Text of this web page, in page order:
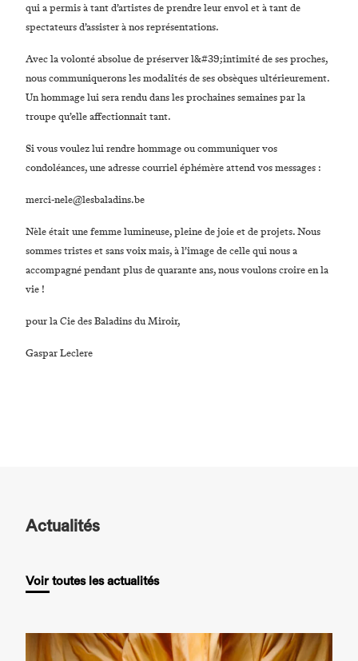
qui a permis à tant d’artistes de prendre leur envol et à tant de
spectateurs d’assister à nos représentations.
Avec la volonté absolue de préserver l&#39;intimité de ses proches,
nous communiquerons les modalités de ses obsèques ultérieurement.
Un hommage lui sera rendu dans les prochaines semaines par la
troupe qu’elle affectionnait tant.
Si vous voulez lui rendre hommage ou communiquer vos
condoléances, une adresse courriel éphémère attend vos messages :
merci-nele@lesbaladins.be
Nèle était une femme lumineuse, pleine de joie et de projets. Nous
sommes tristes et sans voix mais, à l’image de celle qui nous a
accompagné pendant plus de quarante ans, nous voulons croire en la
vie !
pour la Cie des Baladins du Miroir,
Gaspar Leclere
Actualités
Voir toutes les actualités